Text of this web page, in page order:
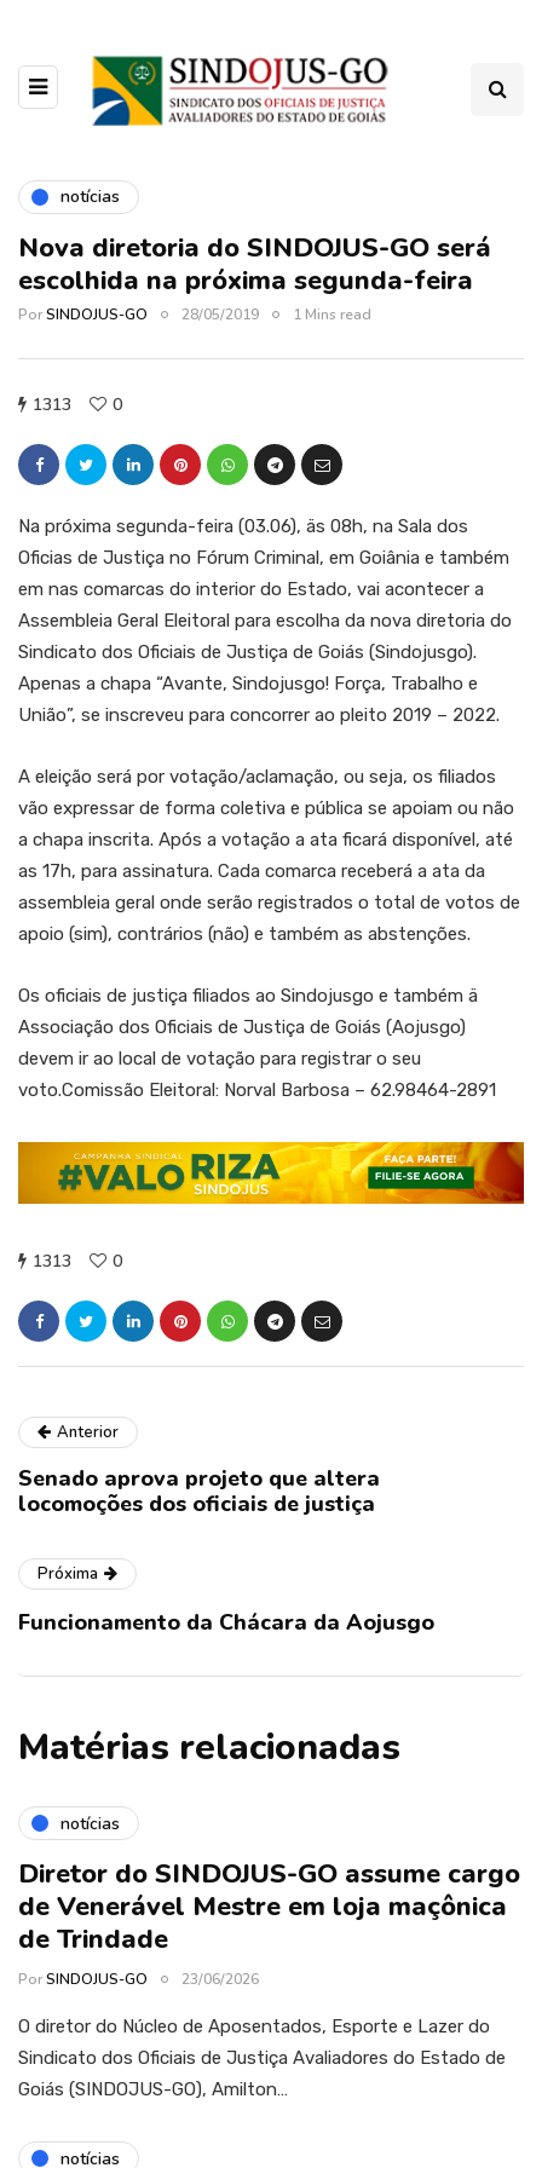
notícias
Nova diretoria do SINDOJUS-GO será
escolhida na próxima segunda-feira
PorSINDOJUS-GO 28/05/2019 1 Mins read
1313 0
Na próxima segunda-feira (03.06), äs 08h, na Sala dos
Oficias de Justiça no Fórum Criminal, em Goiânia e também
em nas comarcas do interior do Estado, vai acontecer a
Assembleia Geral Eleitoral para escolha da nova diretoria do
Sindicato dos Oficiais de Justiça de Goiás (Sindojusgo).
Apenas a chapa “Avante, Sindojusgo! Força, Trabalho e
União”, se inscreveu para concorrer ao pleito 2019 – 2022.
A eleição será por votação/aclamação, ou seja, os filiados
vão expressar de forma coletiva e pública se apoiam ou não
a chapa inscrita. Após a votação a ata ficará disponível, até
as 17h, para assinatura. Cada comarca receberá a ata da
assembleia geral onde serão registrados o total de votos de
apoio (sim), contrários (não) e também as abstenções.
Os oficiais de justiça filiados ao Sindojusgo e também ä
Associação dos Oficiais de Justiça de Goiás (Aojusgo)
devem ir ao local de votação para registrar o seu
voto.Comissão Eleitoral: Norval Barbosa – 62.98464-2891
1313 0
Anterior
Senado aprova projeto que altera
locomoções dos oficiais de justiça
Próxima
Funcionamento da Chácara da Aojusgo
Matérias relacionadas
notícias
Diretor do SINDOJUS-GO assume cargo
de Venerável Mestre em loja maçônica
de Trindade
PorSINDOJUS-GO 23/06/2026
O diretor do Núcleo de Aposentados, Esporte e Lazer do
Sindicato dos Oficiais de Justiça Avaliadores do Estado de
Goiás (SINDOJUS-GO), Amilton…
notícias